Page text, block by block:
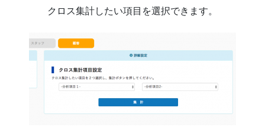
クロス集計したい項目を選択できます。